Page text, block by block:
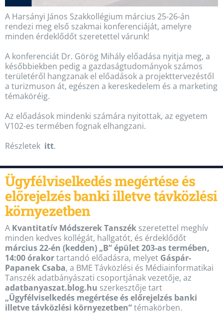
A Harsányi János Szakkollégium március 25-26-án
rendezi meg első szakmai konferenciáját, amelyre
minden érdeklődőt szeretettel várunk!
A konferenciát Dr. Görög Mihály előadása nyitja meg, a
későbbiekben pedig a gazdaságtudományok számos
területéről hangzanak el előadások a projekttervezéstől
a turizmuson át, egészen a kereskedelem és a marketing
témaköréig.
Az előadások mindenki számára nyitottak, az egyetem
V102-es termében fognak elhangzani.
Részletek itt.
Ügyfélviselkedés megértése és
előrejelzés banki illetve távközlési
környezetben
A Kvantitatív Módszerek Tanszék szeretettel meghív
minden kedves kollégát, hallgatót, és érdeklődőt
március 22-én (kedden) „B” épület 203-as termében,
14:00 órakortartandó előadásra, melyet Gáspár-
Papanek Csaba, a BME Távközlési és Médiainformatikai
Tanszék adatbányászati csoportjának vezetője, az
adatbanyaszat.blog.hu szerkesztője tart
„Ügyfélviselkedés megértése és előrejelzés banki
illetve távközlési környezetben”témakörben.